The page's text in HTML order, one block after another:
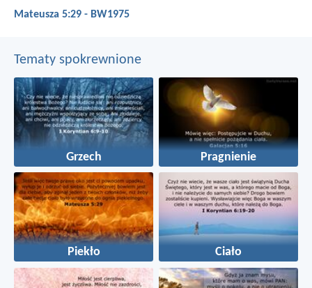
Mateusza 5:29 - BW1975
Tematy spokrewnione
Grzech Pragnienie
Piekło Ciało